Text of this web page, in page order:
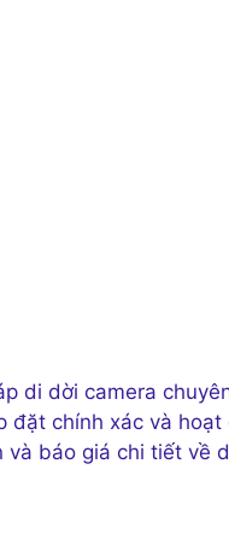
di dời camera
chính xác và
báo giá chi tiết về